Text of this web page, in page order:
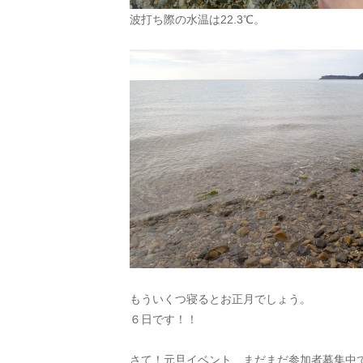
波打ち際の水温は22.3℃。
もういくつ寝るとお正月でしょう。
６日です！！​​​​
さて！元旦イベント、まだまだ参加者募集中